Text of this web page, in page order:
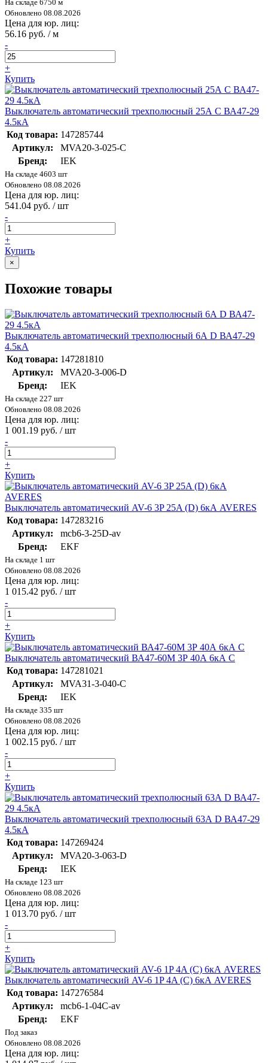
На складе 6750 м
Обновлено 08.08.2026
Цена для юр. лиц:
56.16 руб. / м
-
+
Купить
Выключатель автоматический трехполюсный 25А C ВА47-29
4.5кА
Код товара: 147285744
Артикул:
MVA20-3-025-C
Бренд:
IEK
На складе 4603 шт
Обновлено 08.08.2026
Цена для юр. лиц:
541.04 руб. / шт
-
+
Купить
×
Похожие товары
Выключатель автоматический трехполюсный 6А D ВА47-29
4.5кА
Код товара: 147281810
Артикул:
MVA20-3-006-D
Бренд:
IEK
На складе 227 шт
Обновлено 08.08.2026
Цена для юр. лиц:
1 001.19 руб. / шт
-
+
Купить
Выключатель автоматический AV-6 3P 25A (D) 6кА AVERES
Код товара: 147283216
Артикул:
mcb6-3-25D-av
Бренд:
EKF
На складе 1 шт
Обновлено 08.08.2026
Цена для юр. лиц:
1 015.42 руб. / шт
-
+
Купить
Выключатель автоматический ВА47-60M 3Р 40А 6кА С
Код товара: 147281021
Артикул:
MVA31-3-040-C
Бренд:
IEK
На складе 335 шт
Обновлено 08.08.2026
Цена для юр. лиц:
1 002.15 руб. / шт
-
+
Купить
Выключатель автоматический трехполюсный 63А D ВА47-29
4.5кА
Код товара: 147269424
Артикул:
MVA20-3-063-D
Бренд:
IEK
На складе 123 шт
Обновлено 08.08.2026
Цена для юр. лиц:
1 013.70 руб. / шт
-
+
Купить
Выключатель автоматический AV-6 1P 4A (C) 6кА AVERES
Код товара: 147276584
Артикул:
mcb6-1-04C-av
Бренд:
EKF
Под заказ
Обновлено 08.08.2026
Цена для юр. лиц: